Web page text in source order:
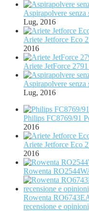
Aspirapolvere
Lug, 2016
Ariete Jetforce Eco
2016
Ariete JetForce
Aspirapolvere
Lug, 2016
Philips FC8769/91
2016
Ariete Jetforce Eco
2016
Rowenta
Rowenta
recensione e opinioni